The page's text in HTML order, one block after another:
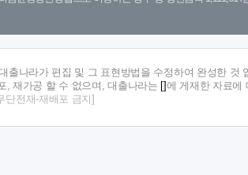
출나라가 편집 및 그 표현방법을 수정하여 완성한 것
, 재가공 할 수 없으며, 대출나라는
에 게재한 자료에
단전재-재배포 금지]